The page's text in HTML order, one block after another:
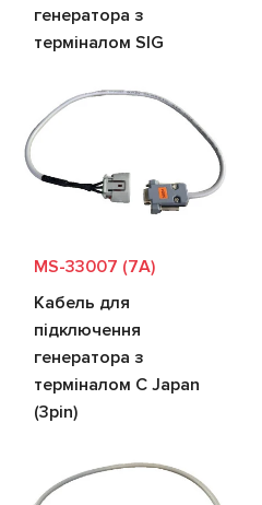
генератора з
терміналом SIG
MS-33007 (7A)
Кабель для
підключення
генератора з
терміналом C Japan
(3pin)